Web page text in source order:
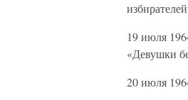
19 июля
«Девушки
20 июля